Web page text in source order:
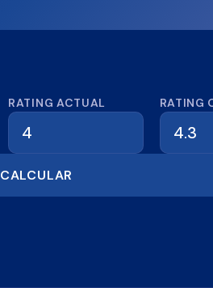
RATING ACTUAL RATING
CALCULAR